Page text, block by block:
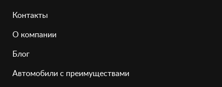
Контакты
О компании
Блог
Автомобили с преимуществами